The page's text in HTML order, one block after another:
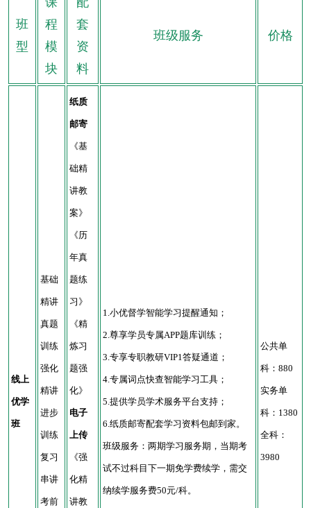
班
型
程
模
块
套
资
料
班级服务 价格
线上
优学
班
基础
精讲
真题
训练
强化
精讲
进步
训练
复习
串讲
考前
纸质
邮寄
《基
础精
讲教
案》
《历
年真
题练
习》
《精
炼习
题强
化》
电子
上传
《强
化精
讲教
1.小优督学智能学习提醒通知；
2.尊享学员专属APP题库训练；
3.专享专职教研VIP1答疑通道；
4.专属词点快查智能学习工具；
5.提供学员学术服务平台支持；
6.纸质邮寄配套学习资料包邮到家。
班级服务：两期学习服务期，当期考
试不过科目下一期免学费续学，需交
纳续学服务费50元/科。
公共单
科：880
实务单
科：1380
全科：
3980